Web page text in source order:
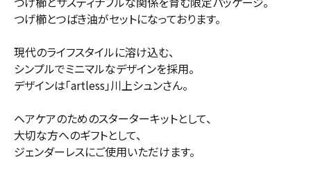
つげ櫛とつばき油がセットになっております。
現代のライフスタイルに溶け込む、
シンプルでミニマルなデザインを採用。
デザインは「artless」川上シュンさん。
ヘアケアのためのスターターキットとして、
大切な方へのギフトとして、
ジェンダーレスにご使用いただけます。